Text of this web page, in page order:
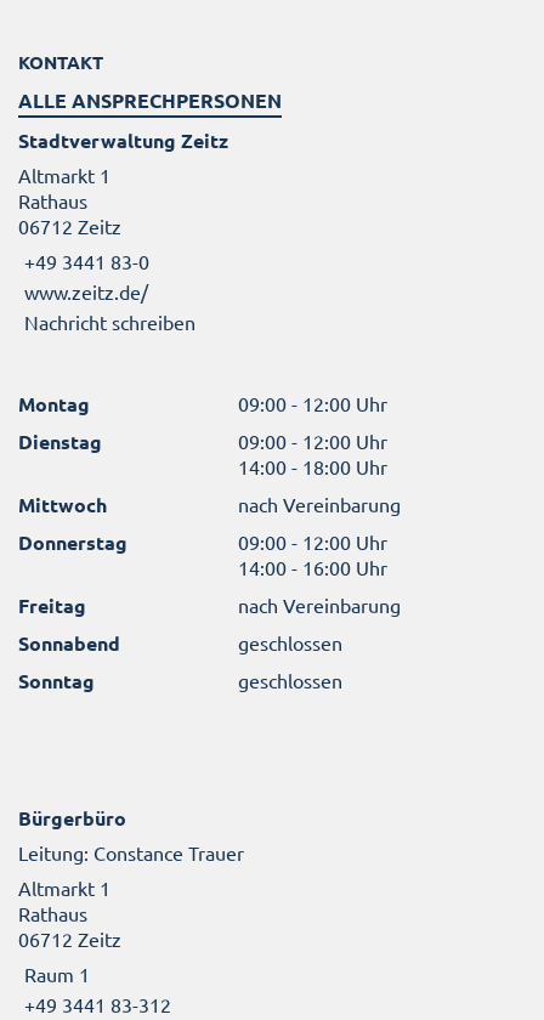
KONTAKT
ALLE ANSPRECHPERSONEN
Stadtverwaltung Zeitz
Altmarkt 1
Rathaus
06712 Zeitz
+49 3441 83-0
www.zeitz.de/
Nachricht schreiben
Montag 09:00 - 12:00 Uhr
Dienstag
09:00 - 12:00 Uhr
14:00 - 18:00 Uhr
Mittwoch nach Vereinbarung
Donnerstag
09:00 - 12:00 Uhr
14:00 - 16:00 Uhr
Freitag nach Vereinbarung
Sonnabend geschlossen
Sonntag geschlossen
Bürgerbüro
Leitung: Constance Trauer
Altmarkt 1
Rathaus
06712 Zeitz
Raum 1
+49 3441 83-312